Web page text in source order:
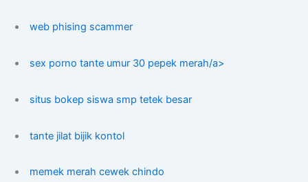
web phising scammer
sex porno tante umur 30 pepek merah/a>
situs bokep siswa smp tetek besar
tante jilat bijik kontol
memek merah cewek chindo